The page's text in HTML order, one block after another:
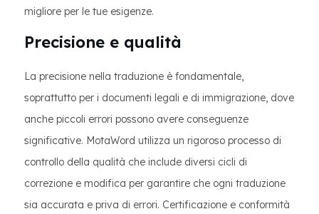
migliore per le tue esigenze.
Precisione e qualità
La precisione nella traduzione è fondamentale,
soprattutto per i documenti legali e di immigrazione, dove
anche piccoli errori possono avere conseguenze
significative. MotaWord utilizza un rigoroso processo di
controllo della qualità che include diversi cicli di
correzione e modifica per garantire che ogni traduzione
sia accurata e priva di errori. Certificazione e conformità